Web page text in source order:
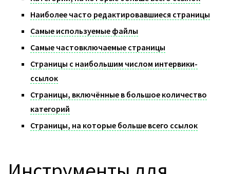
Наиболее часто редактировавшиеся страницы
Самые используемые файлы
Самые частовключаемые страницы
Страницы с наибольшим числом интервики-
ссылок
Страницы, включённые в большое количество
категорий
Страницы, на которые больше всего ссылок